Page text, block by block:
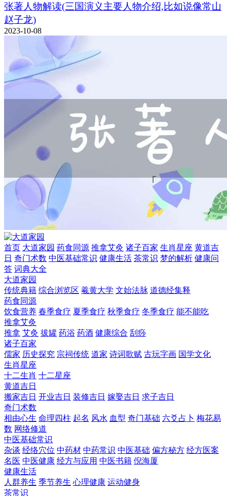
张著人物解读(三国演义主要人物介绍,比如说像常山
赵子龙)
2023-10-08
首页 大道家园 药食同源 推拿艾灸 诸子百家 生肖星座 黄道吉
日 奇门术数 中医基础常识 健康生活 茶常识 梦的解析 健康问
答 词典大全
大道家园
传统典籍 综合浏览区 羲黄大学 文始法脉 道德经集释
药食同源
饮食营养 春季食疗 夏季食疗 秋季食疗 冬季食疗 能不能吃
推拿艾灸
推拿 艾灸 拔罐 药浴 药酒 健康综合 刮痧
诸子百家
儒家 历史探究 宗祠传统 道家 诗词歌赋 古玩字画 国学文化
生肖星座
十二生肖 十二星座
黄道吉日
搬家吉日 开业吉日 装修吉日 嫁娶吉日 求子吉日
奇门术数
相由心生 命理四柱 起名 风水 血型 奇门基础 六爻占卜 梅花易
数 网络修道
中医基础常识
杂谈 经络穴位 中药材 中药常识 中医基础 偏方秘方 经方医案
名医 中医健康 经方与应用 中医书籍 倪海厦
健康生活
人群养生 季节养生 心理健康 运动健身
茶常识